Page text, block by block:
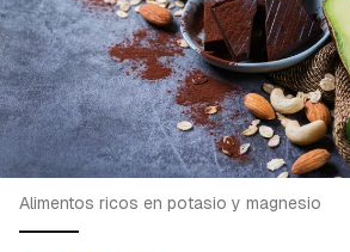
Alimentos ricos en potasio y magnesio